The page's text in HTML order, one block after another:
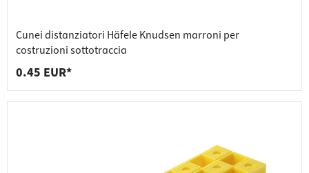
Cunei distanziatori Häfele Knudsen marroni per
costruzioni sottotraccia
0.45 EUR*